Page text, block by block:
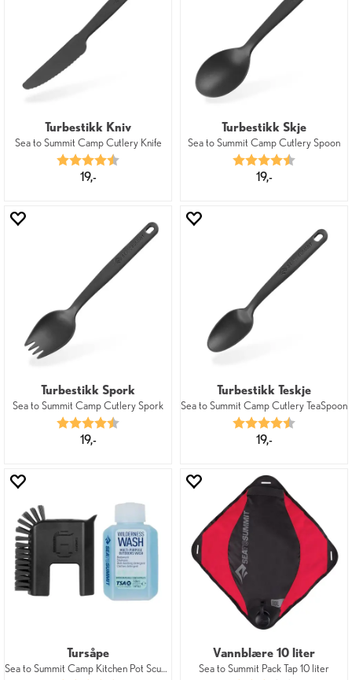
Turbestikk Kniv
Sea to Summit Camp Cutlery Knife
Karakter:
19,-
Turbestikk Skje
Sea to Summit Camp Cutlery Spoon
Karakter:
19,-
Turbestikk Spork
Sea to Summit Camp Cutlery Spork
Karakter:
19,-
Turbestikk Teskje
Sea to Summit Camp Cutlery TeaSpoon
Karakter:
19,-
Tursåpe
Sea to Summit Camp Kitchen Pot Scubber
Vannblære 10 liter
Sea to Summit Pack Tap 10 liter